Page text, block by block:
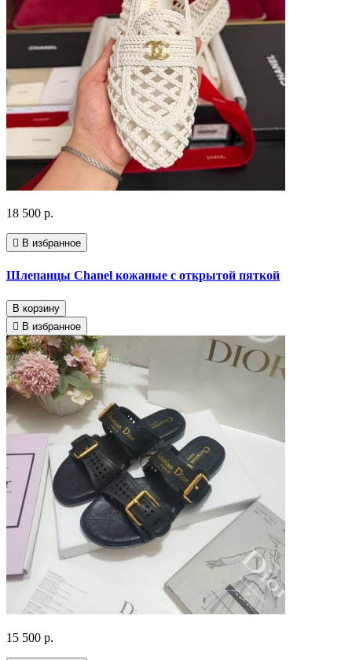
18 500 р.
В избранное
Шлепанцы Chanel кожаные с открытой пяткой
В корзину
В избранное
15 500 р.